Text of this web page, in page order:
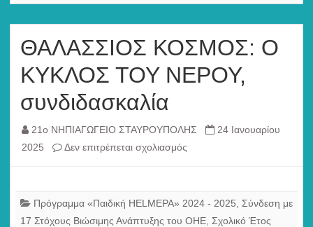
ΘΑΛΑΣΣΙΟΣ ΚΟΣΜΟΣ: Ο
ΚΥΚΛΟΣ ΤΟΥ ΝΕΡΟΥ,
συνδιδασκαλία
21ο ΝΗΠΙΑΓΩΓΕΙΟ ΣΤΑΥΡΟΥΠΟΛΗΣ
24 Ιανουαρίου
2025
Δεν επιτρέπεται σχολιασμός
Ο
ΚΥΚΛΟΣ
Πρόγραμμα «Παιδική HELMEPA» 2024 - 2025
Σύνδεση με
17 Στόχους Βιώσιμης Ανάπτυξης του ΟΗΕ Σχολικό Έτος